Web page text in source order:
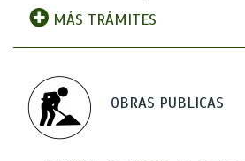
MÁS TRÁMITES
OBRAS PUBLICAS